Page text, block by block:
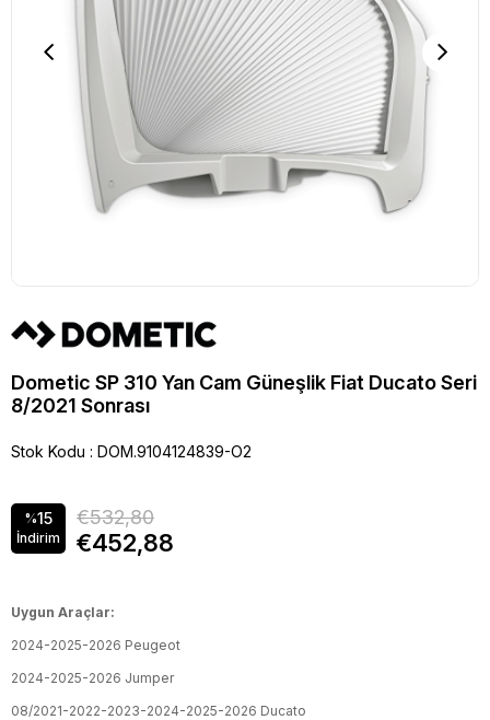
Dometic SP 310 Yan Cam Güneşlik Fiat Ducato Seri
8/2021 Sonrası
Stok Kodu DOM.9104124839-O2
%15
İndirim
€532,80
€452,88
Uygun Araçlar:
2024-2025-2026 Peugeot
2024-2025-2026 Jumper
08/2021-2022-2023-2024-2025-2026 Ducato